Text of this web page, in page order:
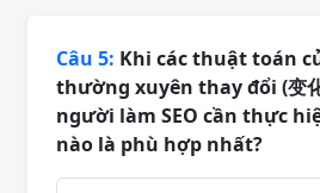
Câu 5: Khi các thuật toán
thường xuyên thay đổi (变
người làm SEO cần thực
nào là phù hợp nhất?